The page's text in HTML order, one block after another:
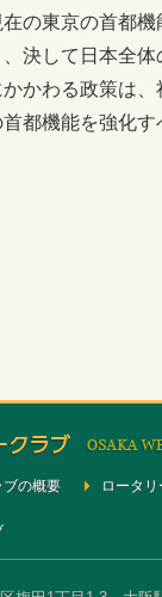
の東京の首都
決して日本全
かわる政策は
都機能を強化す
ブの概要 ロータ